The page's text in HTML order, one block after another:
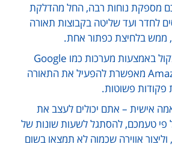
מספקת נוחות רבה, החל מהדלקת
לחדר ועד שליטה בקבוצות תאורה
ממש בלחיצת כפתור אחת.
כמו כן, נוחות שליטה בקול באמצעות מערכות כמו Google
Home או Amazon Alexa מאפשרת להפעיל את התאורה
פקודות פשוטות.
אישית – אתם יכולים לעצב את
טעמכם, להסתגל לשעות שונות של
וליצור אווירה שכמוה לא תמצאו בשום